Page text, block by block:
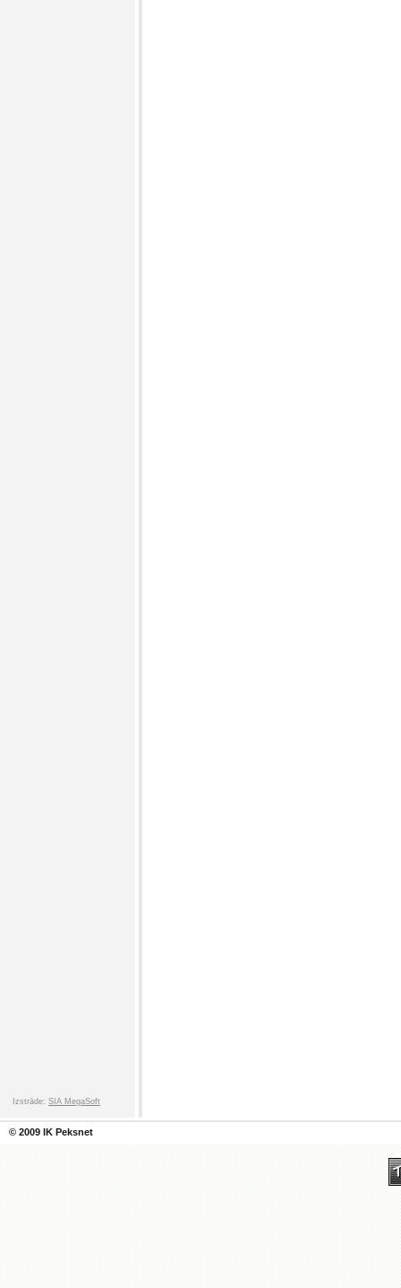
© 2009 IK Peksnet
Izstrāde: SIA MegaSoft